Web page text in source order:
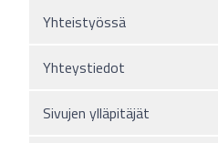
Yhteistyössä
Yhteystiedot
Sivujen ylläpitäjät